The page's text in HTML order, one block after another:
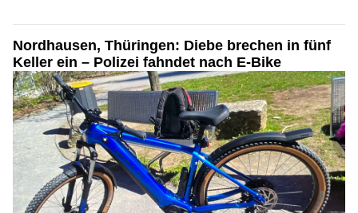
Nordhausen, Thüringen: Diebe brechen in fünf
Keller ein – Polizei fahndet nach E-Bike